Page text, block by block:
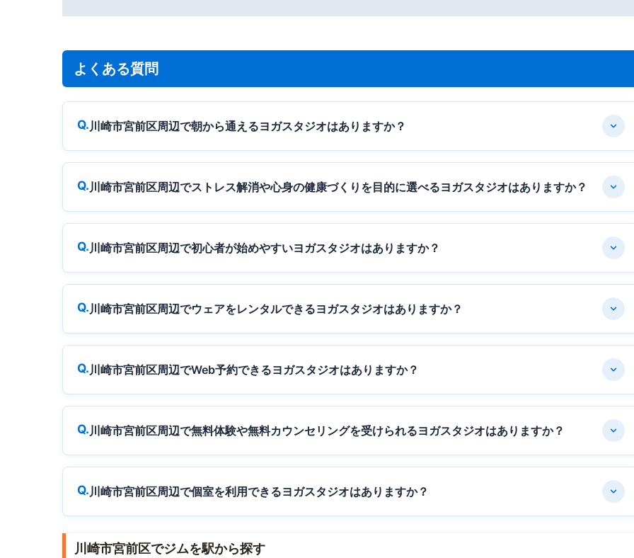
よくある質問
川崎市宮前区周辺で朝から通えるヨガスタジオはありますか？
川崎市宮前区周辺でストレス解消や心身の健康づくりを目的に選べるヨガスタジオはありますか？
川崎市宮前区周辺で初心者が始めやすいヨガスタジオはありますか？
川崎市宮前区周辺でウェアをレンタルできるヨガスタジオはありますか？
川崎市宮前区周辺でWeb予約できるヨガスタジオはありますか？
川崎市宮前区周辺で無料体験や無料カウンセリングを受けられるヨガスタジオはありますか？
川崎市宮前区周辺で個室を利用できるヨガスタジオはありますか？
川崎市宮前区でジムを駅から探す